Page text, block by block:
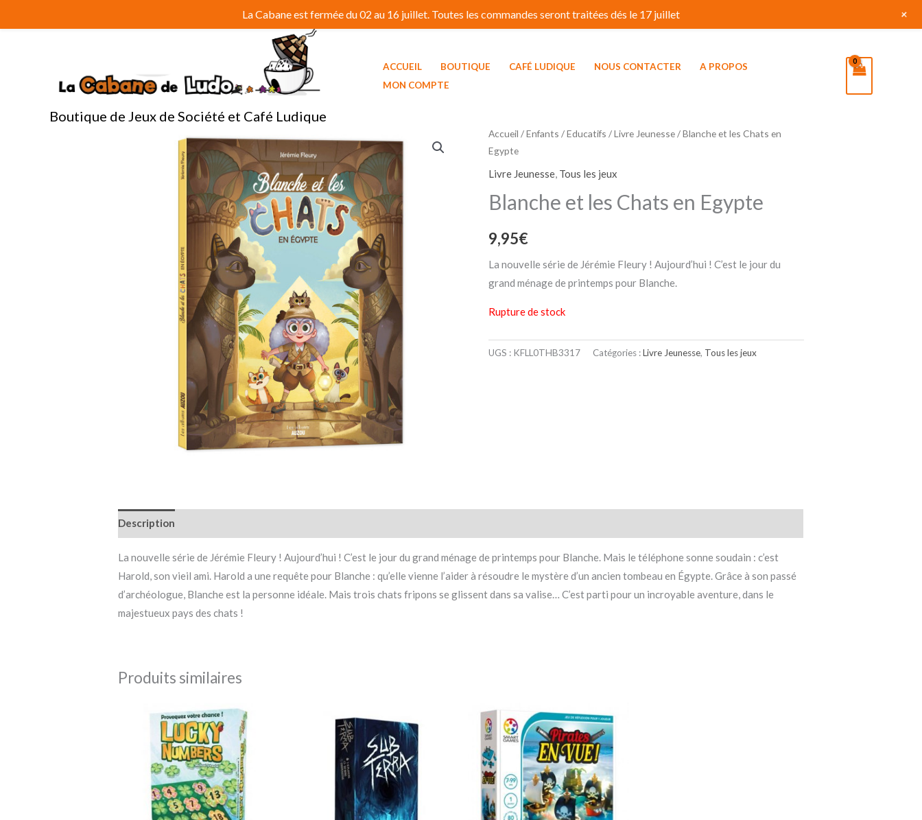
au
Boutique de Jeux de Société et Café Ludique
ACCUEIL BOUTIQUE CAFÉ LUDIQUE NOUS CONTACTER
A PROPOS
MON COMPTE
Accueil /Enfants / Educatifs /Livre Jeunesse/ Blanche et les Chats en
Egypte
Livre Jeunesse, Tous les jeux
Blanche et les Chats en Egypte
9,95€
La nouvelle série de Jérémie Fleury ! Aujourd’hui ! C’est le jour du
grand ménage de printemps pour Blanche.
Rupture de stock
UGS : KFLL0THB3317 Catégories :Livre Jeunesse, Tous les jeux
Description
La nouvelle série de Jérémie Fleury ! Aujourd’hui ! C’est le jour du grand ménage de printemps pour Blanche. Mais le téléphone sonne soudain : c’est
Harold, son vieil ami. Harold a une requête pour Blanche : qu’elle vienne l’aider à résoudre le mystère d’un ancien tombeau en Égypte. Grâce à son passé
d’archéologue, Blanche est la personne idéale. Mais trois chats fripons se glissent dans sa valise… C’est parti pour un incroyable aventure, dans le
majestueux pays des chats !
Produits similaires
La Cabane est fermée du 02 au 16 juillet. Toutes les commandes seront traitées dés le 17 juillet +